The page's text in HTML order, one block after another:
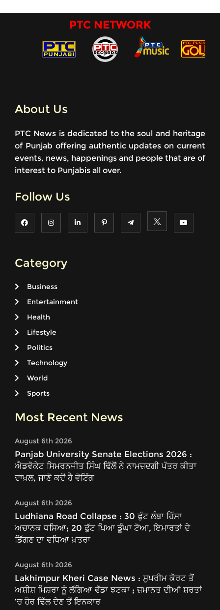
PTC NETWORK
About Us
PTC News is dedicated to the soul and heritage
of Punjab offering authentic updates on current
events, news, happenings and people that are of
interest to Punjabis all over.
Follow Us
Category
Business
Entertainment
Health
Lifestyle
Politics
Technology
World
Sports
Most Recent News
August 6th 2026
Panjab University Senate Elections 2026 :
ਐਡਵੋਕੇਟ ਸਿਮਰਨਜੀਤ ਸਿੰਘ ਢਿੱਲੋਂ ਨੇ ਨਾਮਜ਼ਦਗੀ ਪੱਤਰ ਕੀਤਾ
ਦਾਖ਼ਲ, ਜਾਣੋ ਕਦੋਂ ਹੈ ਵੋਟਿੰਗ
August 6th 2026
Ludhiana Road Collapse : 30 ਫੁੱਟ ਲੰਬਾ ਹਿੱਸਾ
ਅਚਾਨਕ ਧਸਿਆ; 20 ਫੁੱਟ ਪਿਆ ਡੂੰਘਾ ਟੋਆ, ਇਮਾਰਤਾਂ ਦੇ
ਡਿੱਗਣ ਦਾ ਵਧਿਆ ਖ਼ਤਰਾ
August 6th 2026
Lakhimpur Kheri Case News : ਸੁਪਰੀਮ ਕੋਰਟ ਤੋਂ
ਅਸ਼ੀਸ਼ ਮਿਸ਼ਰਾ ਨੂੰ ਲੱਗਿਆ ਵੱਡਾ ਝਟਕਾ ; ਜ਼ਮਾਨਤ ਦੀਆਂ ਸ਼ਰਤਾਂ
’ਚ ਹੋਰ ਢਿੱਲ ਦੇਣ ਤੋਂ ਇਨਕਾਰ